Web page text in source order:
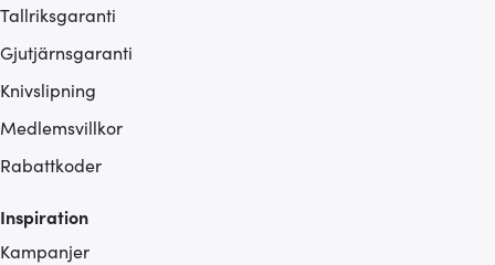
Tallriksgaranti
Gjutjärnsgaranti
Knivslipning
Medlemsvillkor
Rabattkoder
Inspiration
Kampanjer